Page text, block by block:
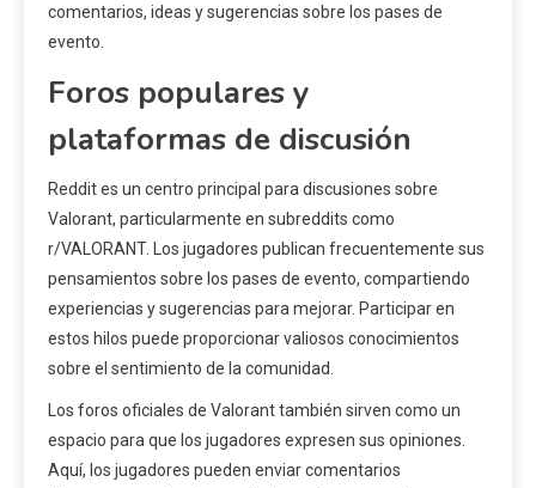
comentarios, ideas y sugerencias sobre los pases de
evento.
Foros populares y
plataformas de discusión
Reddit es un centro principal para discusiones sobre
Valorant, particularmente en subreddits como
r/VALORANT. Los jugadores publican frecuentemente sus
pensamientos sobre los pases de evento, compartiendo
experiencias y sugerencias para mejorar. Participar en
estos hilos puede proporcionar valiosos conocimientos
sobre el sentimiento de la comunidad.
Los foros oficiales de Valorant también sirven como un
espacio para que los jugadores expresen sus opiniones.
Aquí, los jugadores pueden enviar comentarios